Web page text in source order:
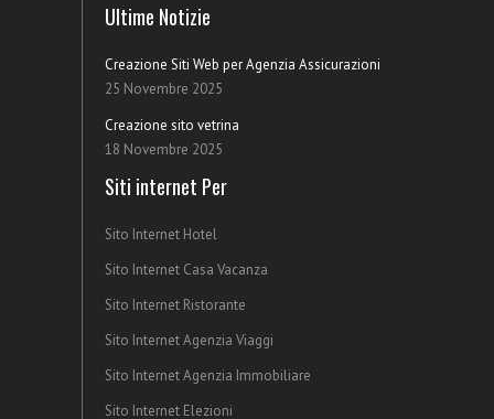
Ultime Notizie
Creazione Siti Web per Agenzia Assicurazioni
25 Novembre 2025
Creazione sito vetrina
18 Novembre 2025
Siti internet Per
Sito Internet Hotel
Sito Internet Casa Vacanza
Sito Internet Ristorante
Sito Internet Agenzia Viaggi
Sito Internet Agenzia Immobiliare
Sito Internet Elezioni